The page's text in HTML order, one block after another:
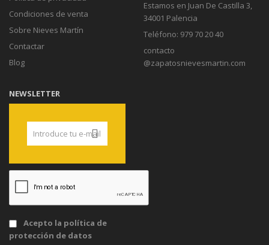
Condiciones de venta
Sobre Nieves Martín
Contactar
Blog
Estamos en Juan De Castilla 3,
34001 Palencia
Teléfono: 979 70 20 40
contacto
@zapatosnievesmartin.com
NEWSLETTER
Acepto la política de
protección de datos